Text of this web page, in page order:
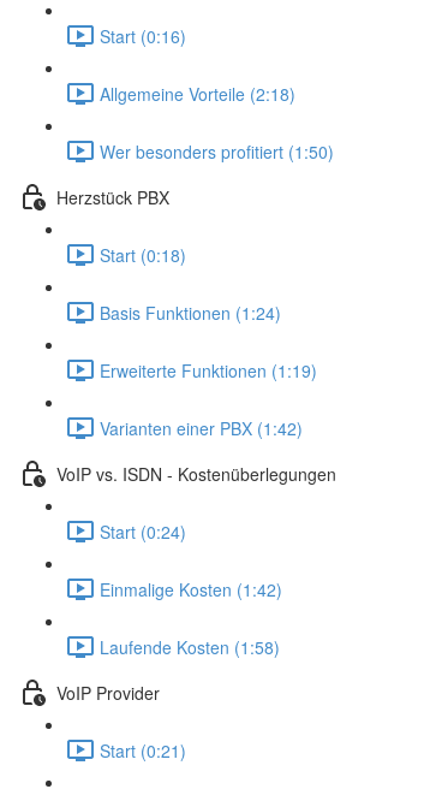
Start (0:16)
Allgemeine Vorteile (2:18)
Wer besonders profitiert (1:50)
Herzstück PBX
Start (0:18)
Basis Funktionen (1:24)
Erweiterte Funktionen (1:19)
Varianten einer PBX (1:42)
VoIP vs. ISDN - Kostenüberlegungen
Start (0:24)
Einmalige Kosten (1:42)
Laufende Kosten (1:58)
VoIP Provider
Start (0:21)